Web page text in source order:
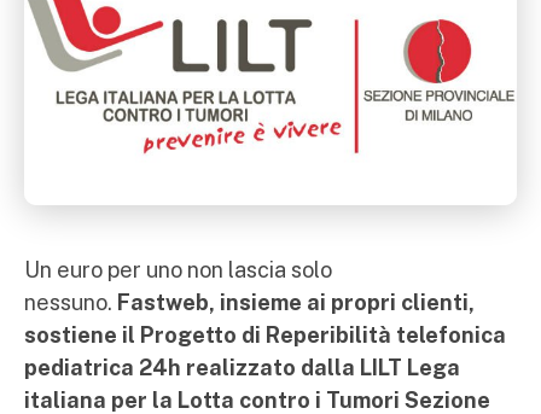
Un euro per uno non lascia solo
nessuno. Fastweb, insieme ai propri clienti,
sostiene il Progetto di Reperibilità telefonica
pediatrica 24h realizzato dalla LILT Lega
italiana per la Lotta contro i Tumori Sezione